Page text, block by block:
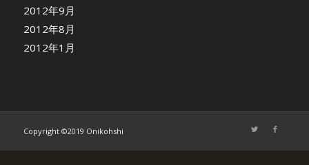
2012年9月
2012年8月
2012年1月
Copyright ©2019 Onikohshi